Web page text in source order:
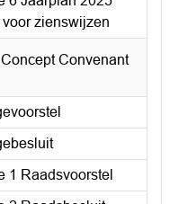
zienswijzen
Convenant
1 Raadsvoorstel